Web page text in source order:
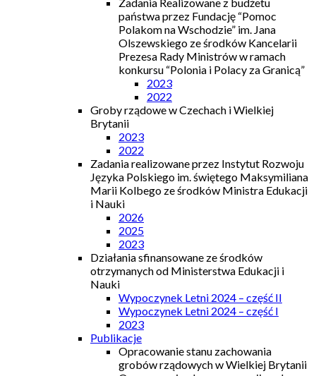
państwa przez Fundację “Pomoc
Polakom na Wschodzie” im. Jana
Olszewskiego ze środków Kancelarii
Prezesa Rady Ministrów w ramach
konkursu “Polonia i Polacy za Granicą”
2023
2022
Groby rządowe w Czechach i Wielkiej
Brytanii
2023
2022
Zadania realizowane przez Instytut Rozwoju
Języka Polskiego im. świętego Maksymiliana
Marii Kolbego ze środków Ministra Edukacji
i Nauki
2026
2025
2023
Działania sfinansowane ze środków
otrzymanych od Ministerstwa Edukacji i
Nauki
Wypoczynek Letni 2024 – część II
Wypoczynek Letni 2024 – część I
2023
Publikacje
Opracowanie stanu zachowania
grobów rządowych w Wielkiej Brytanii